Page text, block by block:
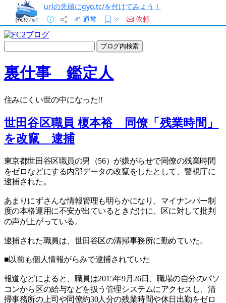
urlの先頭にgyo.tc/を付けてみよう！
通常
依頼